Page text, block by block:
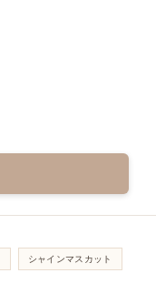
シャインマスカット